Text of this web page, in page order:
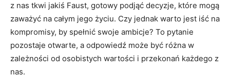
z nas tkwi jakiś Faust, gotowy podjąć decyzje, które mogą
zaważyć na całym jego życiu. Czy jednak warto jest iść na
kompromisy, by spełnić swoje ambicje? To pytanie
pozostaje otwarte, a odpowiedź może być różna w
zależności od osobistych wartości i przekonań każdego z
nas.